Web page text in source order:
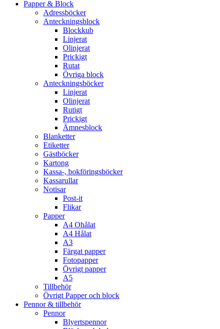
Papper & Block
Adressböcker
Anteckningsblock
Blockkub
Linjerat
Olinjerat
Prickigt
Rutat
Övriga block
Anteckningsböcker
Linjerat
Olinjerat
Rutigt
Prickigt
Ämnesblock
Blanketter
Etiketter
Gästböcker
Kartong
Kassa-, bokföringsböcker
Kassarullar
Notisar
Post-it
Flikar
Papper
A4 Ohålat
A4 Hålat
A3
Färgat papper
Fotopapper
Övrigt papper
A5
Tillbehör
Övrigt Papper och block
Pennor & tillbehör
Pennor
Blyertspennor